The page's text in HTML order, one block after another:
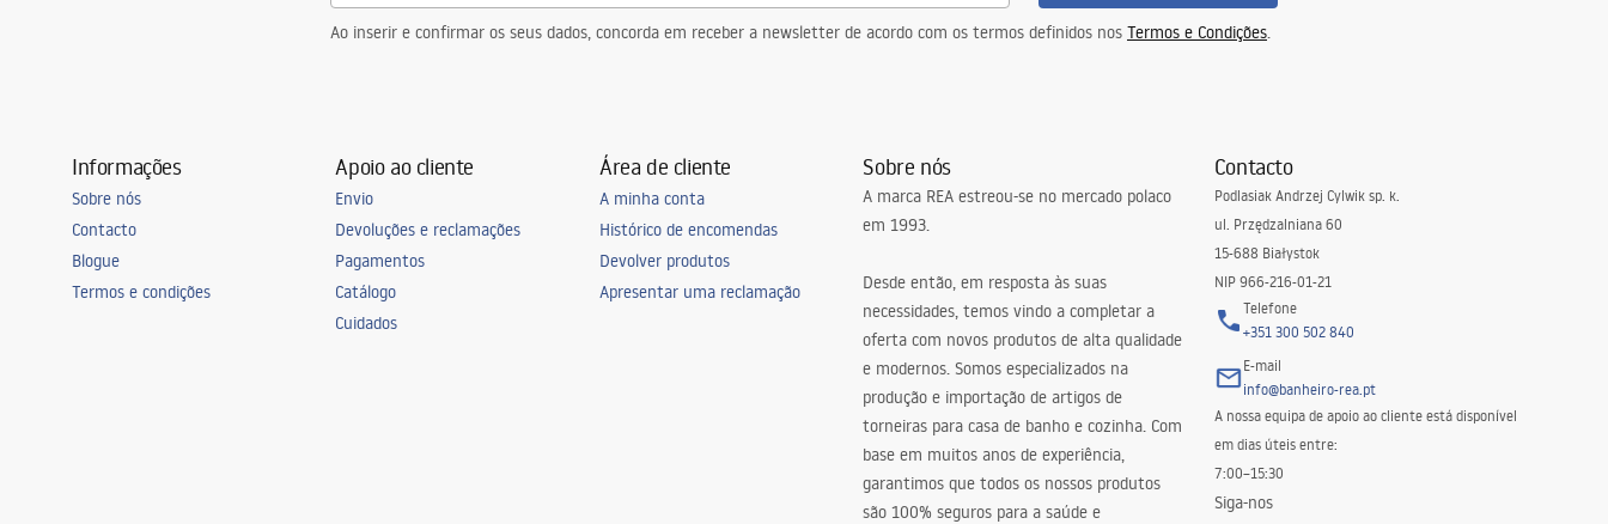
5 anos
Ao inserir e confirmar os seus dados, concorda em receber a newsletter de acordo com os termos definidos nos Termos e Condições.
Informações
Sobre nós
Contacto
Blogue
Termos e condições
Apoio ao cliente
Envio
Devoluções e reclamações
Pagamentos
Catálogo
Cuidados
Área de cliente
A minha conta
Histórico de encomendas
Devolver produtos
Apresentar uma reclamação
Sobre nós
A marca REA estreou-se no mercado polaco
em 1993.
Desde então, em resposta às suas
necessidades, temos vindo a completar a
oferta com novos produtos de alta qualidade
e modernos. Somos especializados na
produção e importação de artigos de
torneiras para casa de banho e cozinha. Com
base em muitos anos de experiência,
garantimos que todos os nossos produtos
são 100% seguros para a saúde e
Contacto
Podlasiak Andrzej Cylwik sp. k.
ul. Przędzalniana 60
15-688 Białystok
NIP 966-216-01-21
Telefone
+351 300 502 840
E-mail
info@banheiro-rea.pt
A nossa equipa de apoio ao cliente está disponível
em dias úteis entre:
7:00–15:30
Siga-nos